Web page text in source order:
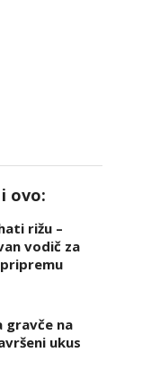
ovo:
rižu –
vodič za
gravče na
ukus